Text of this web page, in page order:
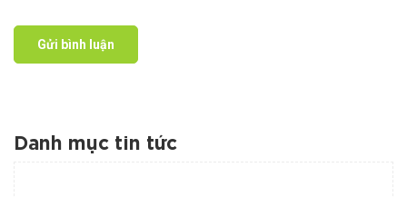
Gửi bình luận
Danh mục tin tức